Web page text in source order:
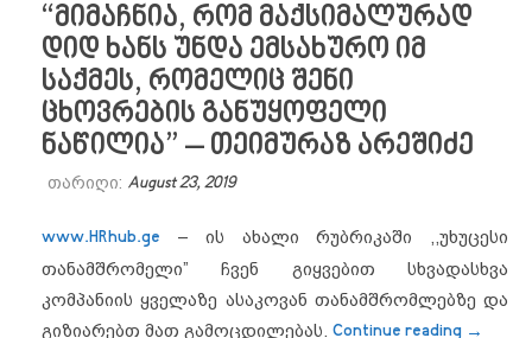
“მიმაჩნია, რომ მაქსიმალურად
დიდ ხანს უნდა ემსახურო იმ
საქმეს, რომელიც შენი
ცხოვრების განუყოფელი
ნაწილია” – თეიმურაზ არეშიძე
თარიღი: August 23, 2019
www.HRhub.ge – ის ახალი რუბრიკაში ,,უხუცესი
თანამშრომელი” ჩვენ გიყვებით სხვადასხვა
კომპანიის ყველაზე ასაკოვან თანამშრომლებზე და
გიზიარებთ მათ გამოცდილებას. Continue reading →